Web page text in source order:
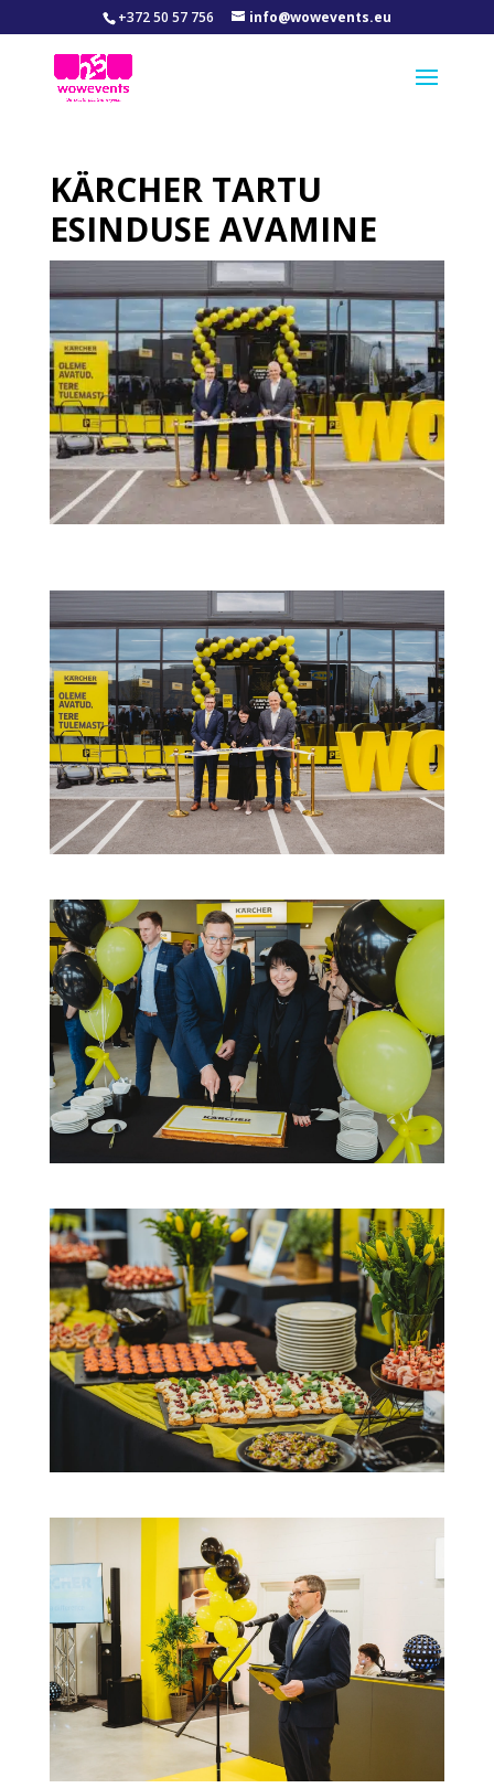
+372 50 57 756 info@wowevents.eu
KÄRCHER TARTU
ESINDUSE AVAMINE